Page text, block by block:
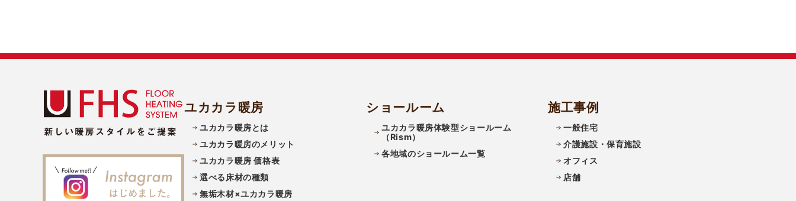
ユカカラ暖房
ユカカラ暖房とは
ユカカラ暖房のメリット
ユカカラ暖房 価格表
選べる床材の種類
無垢木材×ユカカラ暖房
ショールーム
ユカカラ暖房体験型ショールーム
（Rism）
各地域のショールーム一覧
施工事例
一般住宅
介護施設・保育施設
オフィス
店舗